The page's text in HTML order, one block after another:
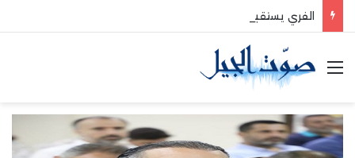
الفري يستقبل نقيب موظفي قاديشا
القائمة